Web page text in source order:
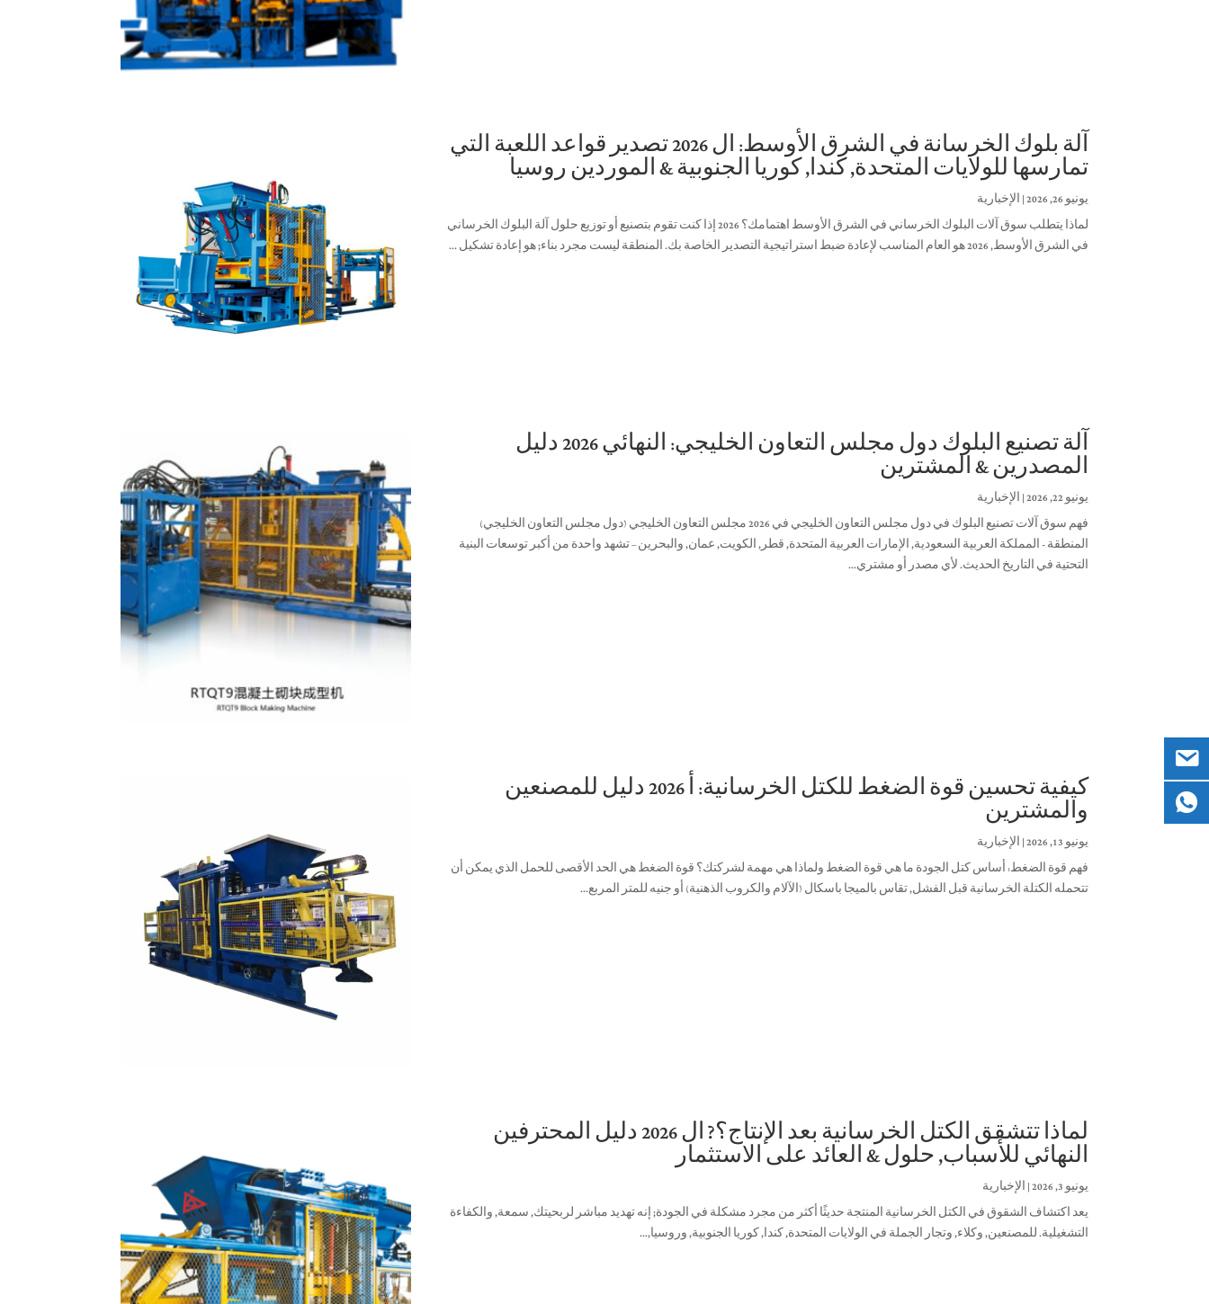
آلة بلوك الخرسانة في الشرق الأوسط: ال 2026 تصدير قواعد اللعبة التي
تمارسها للولايات المتحدة, كندا, كوريا الجنوبية & الموردين روسيا
يونيو 26, 2026 | الإخبارية
لماذا يتطلب سوق آلات البلوك الخرساني في الشرق الأوسط اهتمامك؟ 2026 إذا كنت تقوم بتصنيع أو توزيع حلول آلة البلوك الخرساني
في الشرق الأوسط, 2026 هو العام المناسب لإعادة ضبط استراتيجية التصدير الخاصة بك. المنطقة ليست مجرد بناء; هو إعادة تشكيل ...
آلة تصنيع البلوك دول مجلس التعاون الخليجي: النهائي 2026 دليل
المصدرين & المشترين
يونيو 22, 2026 | الإخبارية
فهم سوق آلات تصنيع البلوك في دول مجلس التعاون الخليجي في 2026 مجلس التعاون الخليجي (دول مجلس التعاون الخليجي)
المنطقة - المملكة العربية السعودية, الإمارات العربية المتحدة, قطر, الكويت, عمان, والبحرين – تشهد واحدة من أكبر توسعات البنية
التحتية في التاريخ الحديث. لأي مصدر أو مشتري...
كيفية تحسين قوة الضغط للكتل الخرسانية: أ 2026 دليل للمصنعين
والمشترين
يونيو 13, 2026 | الإخبارية
فهم قوة الضغط: أساس كتل الجودة ما هي قوة الضغط ولماذا هي مهمة لشركتك؟ قوة الضغط هي الحد الأقصى للحمل الذي يمكن أن
تتحمله الكتلة الخرسانية قبل الفشل, تقاس بالميجا باسكال (الآلام والكروب الذهنية) أو جنيه للمتر المربع...
لماذا تتشقق الكتل الخرسانية بعد الإنتاج؟? ال 2026 دليل المحترفين
النهائي للأسباب, حلول & العائد على الاستثمار
يونيو 3, 2026 | الإخبارية
يعد اكتشاف الشقوق في الكتل الخرسانية المنتجة حديثًا أكثر من مجرد مشكلة في الجودة;إنه تهديد مباشر لربحيتك, سمعة, والكفاءة
التشغيلية. للمصنعين, وكلاء, وتجار الجملة في الولايات المتحدة, كندا, كوريا الجنوبية, وروسيا,...